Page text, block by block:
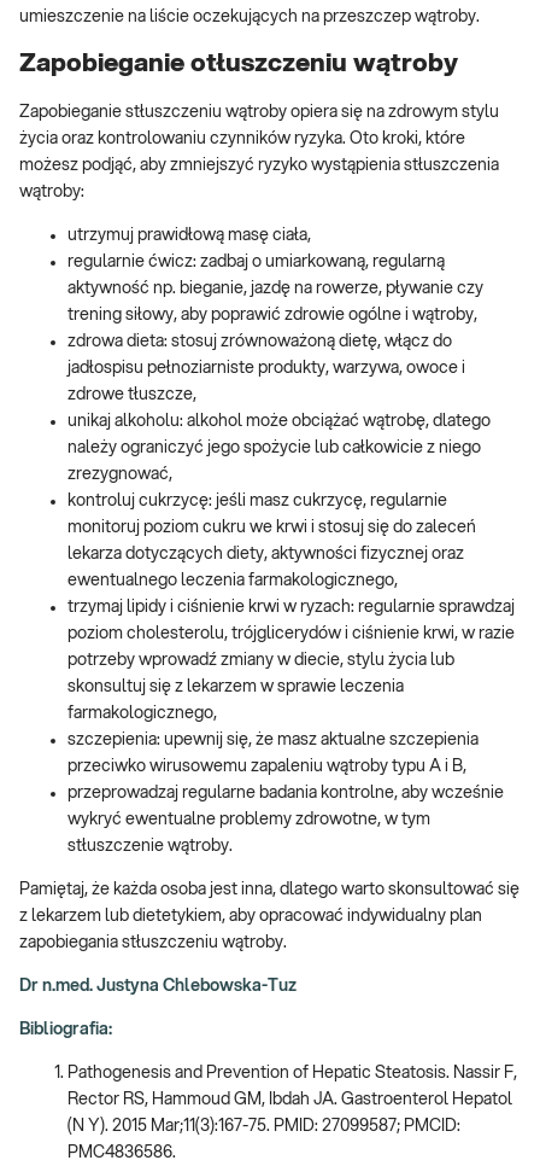
umieszczenie na liście oczekujących na przeszczep wątroby.
Zapobieganie otłuszczeniu wątroby
Zapobieganie stłuszczeniu wątroby opiera się na zdrowym stylu
życia oraz kontrolowaniu czynników ryzyka. Oto kroki, które
możesz podjąć, aby zmniejszyć ryzyko wystąpienia stłuszczenia
wątroby:
utrzymuj prawidłową masę ciała,
regularnie ćwicz: zadbaj o umiarkowaną, regularną
aktywność np. bieganie, jazdę na rowerze, pływanie czy
trening siłowy, aby poprawić zdrowie ogólne i wątroby,
zdrowa dieta: stosuj zrównoważoną dietę, włącz do
jadłospisu pełnoziarniste produkty, warzywa, owoce i
zdrowe tłuszcze,
unikaj alkoholu: alkohol może obciążać wątrobę, dlatego
należy ograniczyć jego spożycie lub całkowicie z niego
zrezygnować,
kontroluj cukrzycę: jeśli masz cukrzycę, regularnie
monitoruj poziom cukru we krwi i stosuj się do zaleceń
lekarza dotyczących diety, aktywności fizycznej oraz
ewentualnego leczenia farmakologicznego,
trzymaj lipidy i ciśnienie krwi w ryzach: regularnie sprawdzaj
poziom cholesterolu, trójglicerydów i ciśnienie krwi, w razie
potrzeby wprowadź zmiany w diecie, stylu życia lub
skonsultuj się z lekarzem w sprawie leczenia
farmakologicznego,
szczepienia: upewnij się, że masz aktualne szczepienia
przeciwko wirusowemu zapaleniu wątroby typu A i B,
przeprowadzaj regularne badania kontrolne, aby wcześnie
wykryć ewentualne problemy zdrowotne, w tym
stłuszczenie wątroby.
Pamiętaj, że każda osoba jest inna, dlatego warto skonsultować się
z lekarzem lub dietetykiem, aby opracować indywidualny plan
zapobiegania stłuszczeniu wątroby.
Dr n.med. Justyna Chlebowska-Tuz
Bibliografia:
Pathogenesis and Prevention of Hepatic Steatosis. Nassir F,
Rector RS, Hammoud GM, Ibdah JA. Gastroenterol Hepatol
(N Y). 2015 Mar;11(3):167-75. PMID: 27099587; PMCID:
PMC4836586.